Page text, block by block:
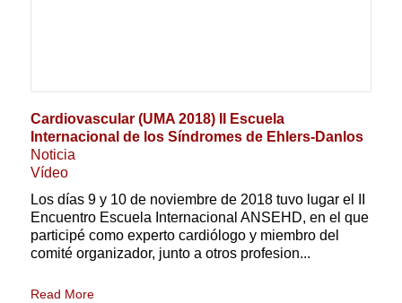
Cardiovascular (UMA 2018) II Escuela
Internacional de los Síndromes de Ehlers-Danlos
Noticia
Vídeo
Los días 9 y 10 de noviembre de 2018 tuvo lugar el II
Encuentro Escuela Internacional ANSEHD, en el que
participé como experto cardiólogo y miembro del
comité organizador, junto a otros profesion...
Read More